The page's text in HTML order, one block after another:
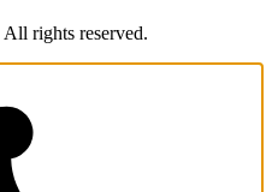
rights reserved.